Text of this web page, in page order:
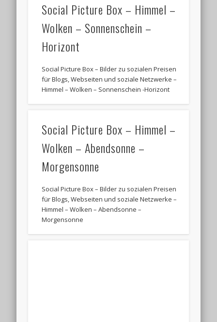
Social Picture Box – Himmel –
Wolken – Sonnenschein –
Horizont
Social Picture Box – Bilder zu sozialen Preisen
für Blogs, Webseiten und soziale Netzwerke –
Himmel – Wolken – Sonnenschein -Horizont
Social Picture Box – Himmel –
Wolken – Abendsonne –
Morgensonne
Social Picture Box – Bilder zu sozialen Preisen
für Blogs, Webseiten und soziale Netzwerke –
Himmel – Wolken – Abendsonne –
Morgensonne